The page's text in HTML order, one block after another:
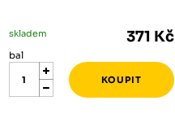
skladem 371 Kč
bal